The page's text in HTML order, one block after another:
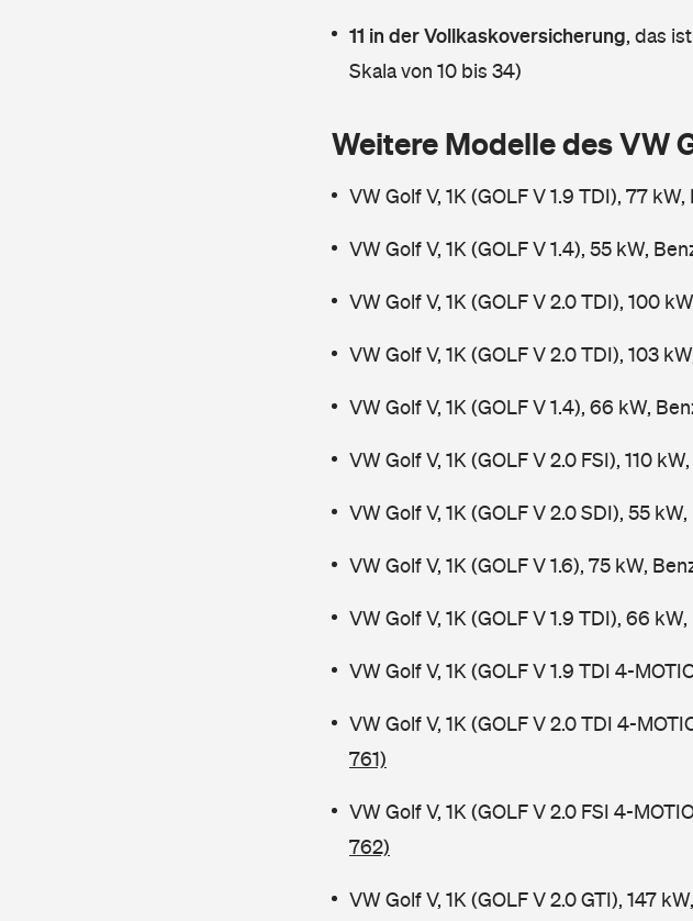
11 in der Vollkaskoversicherung, das
Skala von 10 bis 34)
Weitere Modelle des VW
VW Golf V, 1K (GOLF V 1.9 TDI), 77
VW Golf V, 1K (GOLF V 1.4), 55 kW,
VW Golf V, 1K (GOLF V 2.0 TDI), 100
VW Golf V, 1K (GOLF V 2.0 TDI), 103
VW Golf V, 1K (GOLF V 1.4), 66 kW,
VW Golf V, 1K (GOLF V 2.0 FSI), 110
VW Golf V, 1K (GOLF V 2.0 SDI), 55
VW Golf V, 1K (GOLF V 1.6), 75 kW,
VW Golf V, 1K (GOLF V 1.9 TDI), 66
VW Golf V, 1K (GOLF V 1.9 TDI 4-
VW Golf V, 1K (GOLF V 2.0 TDI 4-
761)
VW Golf V, 1K (GOLF V 2.0 FSI 4-
762)
VW Golf V, 1K (GOLF V 2.0 GTI), 147